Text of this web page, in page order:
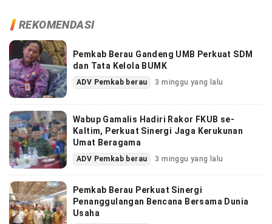
REKOMENDASI
Pemkab Berau Gandeng UMB Perkuat SDM
dan Tata Kelola BUMK
ADV Pemkab berau 3 minggu yang lalu
Wabup Gamalis Hadiri Rakor FKUB se-
Kaltim, Perkuat Sinergi Jaga Kerukunan
Umat Beragama
ADV Pemkab berau 3 minggu yang lalu
Pemkab Berau Perkuat Sinergi
Penanggulangan Bencana Bersama Dunia
Usaha